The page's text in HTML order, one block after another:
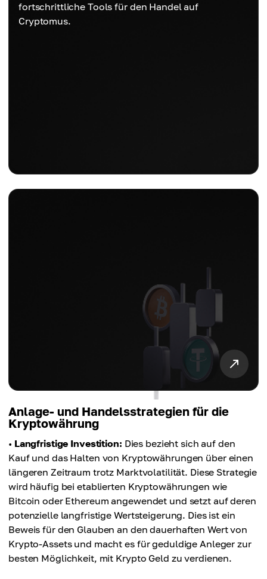
fortschrittliche Tools für den Handel auf
Cryptomus.
Anlage- und Handelsstrategien für die
Kryptowährung
• Langfristige Investition: Dies bezieht sich auf den
Kauf und das Halten von Kryptowährungen über einen
längeren Zeitraum trotz Marktvolatilität. Diese Strategie
wird häufig bei etablierten Kryptowährungen wie
Bitcoin oder Ethereum angewendet und setzt auf deren
potenzielle langfristige Wertsteigerung. Dies ist ein
Beweis für den Glauben an den dauerhaften Wert von
Krypto-Assets und macht es für geduldige Anleger zur
besten Möglichkeit, mit Krypto Geld zu verdienen.